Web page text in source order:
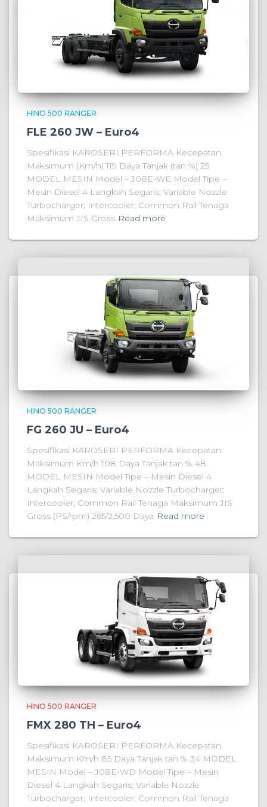
HINO 500 RANGER
FLE 260 JW – Euro4
Spesifikasi KAROSERI PERFORMA Kecepatan
Maksimum (Km/h) 119 Daya Tanjak (tan %) 25
MODEL MESIN Model – J08E-WE Model Tipe –
Mesin Diesel 4 Langkah Segaris; Variable Nozzle
Turbocharger; Intercooler; Common Rail Tenaga
Maksimum JIS Gross Read more
HINO 500 RANGER
FG 260 JU – Euro4
Spesifikasi KAROSERI PERFORMA Kecepatan
Maksimum Km/h 108 Daya Tanjak tan % 48
MODEL MESIN Model Tipe – Mesin Diesel 4
Langkah Segaris; Variable Nozzle Turbocharger;
Intercooler; Common Rail Tenaga Maksimum JIS
Gross (PS/rpm) 265/2.500 Daya Read more
HINO 500 RANGER
FMX 280 TH – Euro4
Spesifikasi KAROSERI PERFORMA Kecepatan
Maksimum Km/h 85 Daya Tanjak tan % 34 MODEL
MESIN Model – J08E-WD Model Tipe – Mesin
Diesel 4 Langkah Segaris; Variable Nozzle
Turbocharger; Intercooler; Common Rail Tenaga